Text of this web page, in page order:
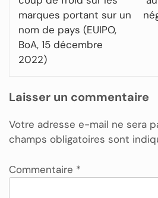
marques portant sur un
nom de pays (EUIPO,
BoA, 15 décembre
2022)
Laisser un commentaire
Votre adresse e-mail ne sera
champs obligatoires sont
Commentaire *